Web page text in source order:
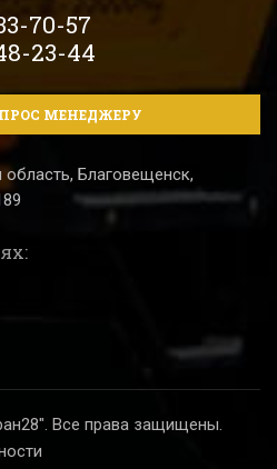
70-57
23-44
МЕНЕДЖЕРУ
Благовещенск,
Все права защищены.